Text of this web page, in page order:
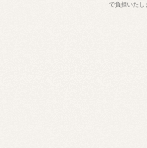
で負担いたし